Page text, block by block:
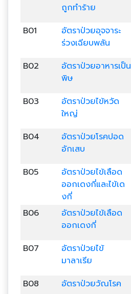
ถูกทำร้าย
B01
อัตราป่วยอุจจาระ
ร่วงเฉียบพลัน
B02
อัตราป่วยอาหารเป็น
พิษ
B03
อัตราป่วยไข้หวัด
ใหญ่
B04
อัตราป่วยโรคปอด
อักเสบ
B05
อัตราป่วยไข้เลือด
ออกเดงกี่และไข้เด
งกี่
B06
อัตราป่วยไข้เลือด
ออกเดงกี่
B07
อัตราป่วยไข้
มาลาเรีย
B08 อัตราป่วยวัณโรค